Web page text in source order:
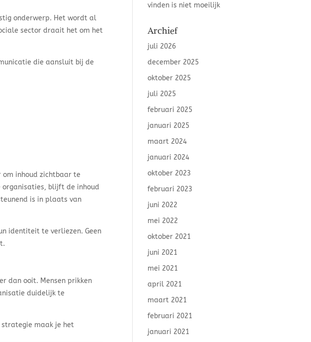
onderwerp. Het wordt al
sector draait het om het
die aansluit bij de
om inhoud zichtbaar te
organisaties, blijft de inhoud
is in plaats van
identiteit te verliezen. Geen
dan ooit. Mensen prikken
duidelijk te
strategie maak je het
vinden is niet moeilijk
Archief
juli 2026
december 2025
oktober 2025
juli 2025
februari 2025
januari 2025
maart 2024
januari 2024
oktober 2023
februari 2023
juni 2022
mei 2022
oktober 2021
juni 2021
mei 2021
april 2021
maart 2021
februari 2021
januari 2021